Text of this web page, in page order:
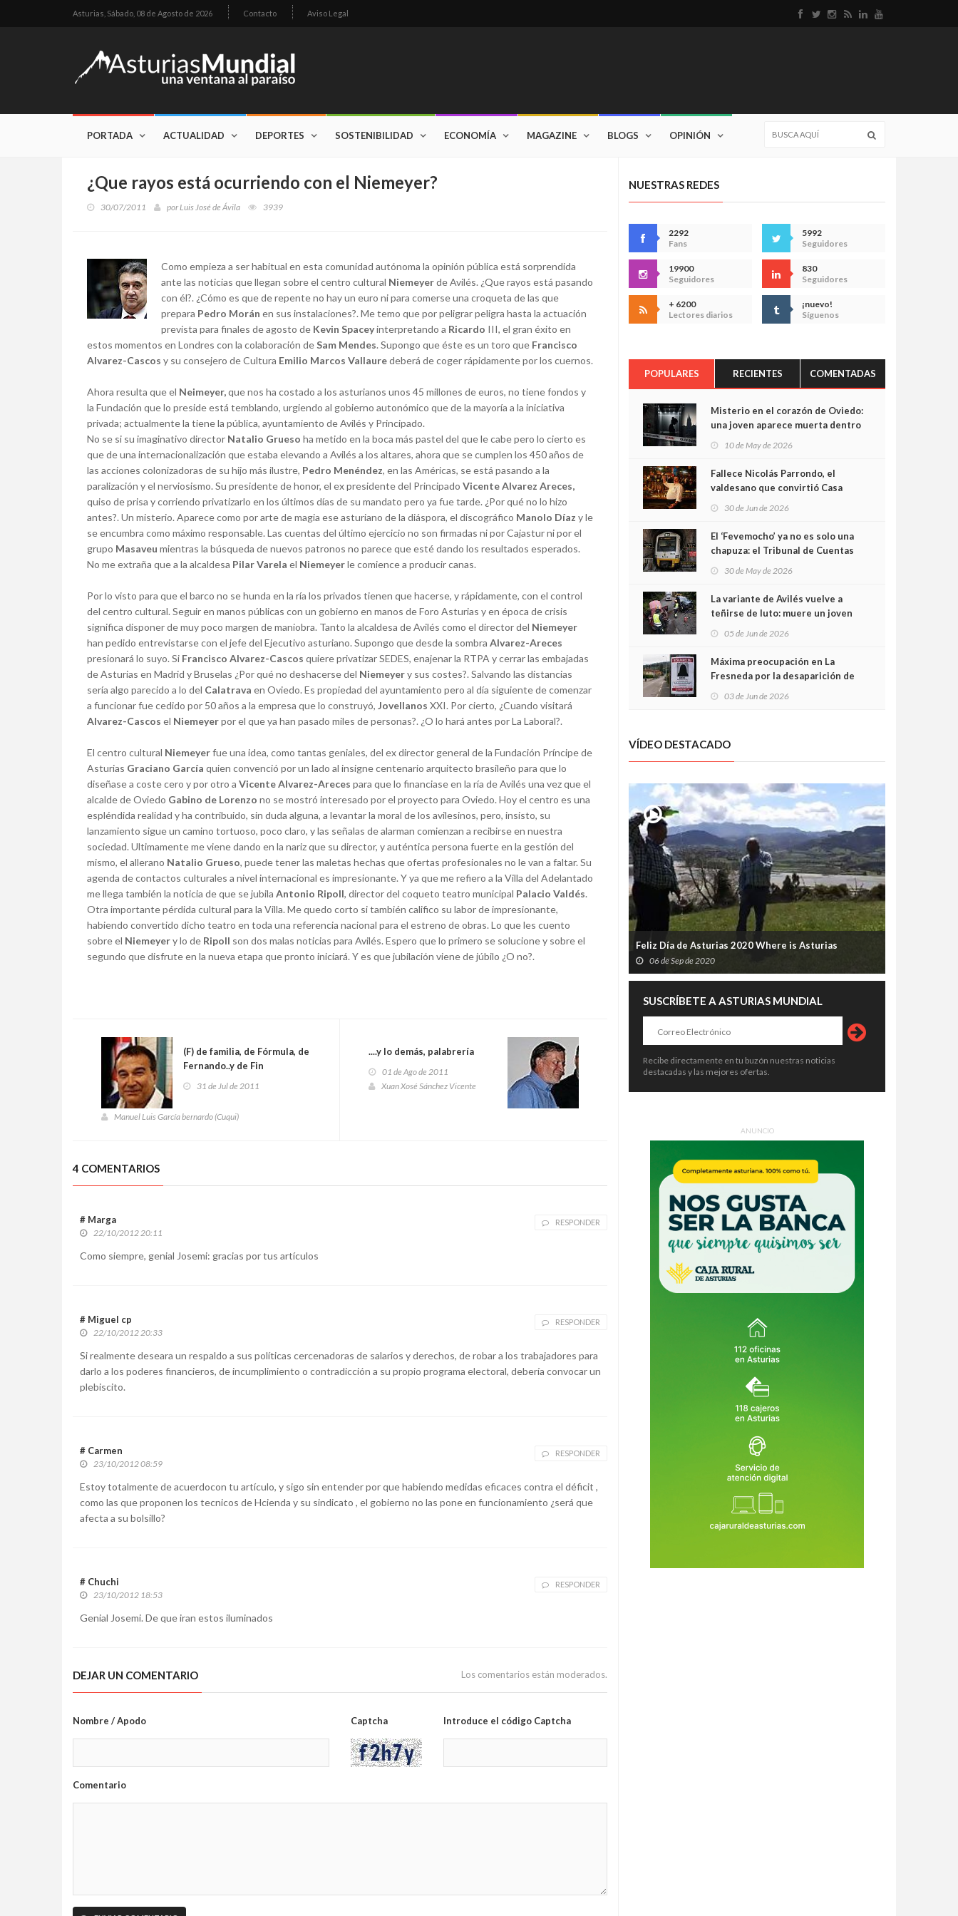
Asturias, Sábado, 08 de Agosto de 2026 Contacto Aviso Legal
PORTADA ACTUALIDAD DEPORTES SOSTENIBILIDAD ECONOMÍA MAGAZINE BLOGS OPINIÓN
¿Que rayos está ocurriendo con el Niemeyer?
30/07/2011 porLuis José de Ávila 3939
Como empieza a ser habitual en esta comunidad autónoma la opinión pública está sorprendida
ante las noticias que llegan sobre el centro cultural Niemeyerde Avilés. ¿Que rayos está pasando
con él?. ¿Cómo es que de repente no hay un euro ni para comerse una croqueta de las que
prepara Pedro Morán en sus instalaciones?. Me temo que por peligrar peligra hasta la actuación
prevista para finales de agosto de Kevin Spaceyinterpretando a Ricardo III, el gran éxito en
estos momentos en Londres con la colaboración deSam Mendes. Supongo que éste es un toro que Francisco
Alvarez-Cascos y su consejero de Cultura Emilio Marcos Vallauredeberá de coger rápidamente por los cuernos.
Ahora resulta que el Neimeyer,que nos ha costado a los asturianos unos 45 millones de euros, no tiene fondos y
la Fundación que lo preside está temblando, urgiendo al gobierno autonómico que de la mayoría a la iniciativa
privada; actualmente la tiene la pública, ayuntamiento de Avilés y Principado.
No se si su imaginativo director Natalio Grueso ha metido en la boca más pastel del que le cabe pero lo cierto es
que de una internacionalización que estaba elevando a Avilés a los altares, ahora que se cumplen los 450 años de
las acciones colonizadoras de su hijo más ilustre, Pedro Menéndez, en las Américas, se está pasando a la
paralización y el nerviosismo. Su presidente de honor, el ex presidente del Principado Vicente Alvarez Areces,
quiso de prisa y corriendo privatizarlo en los últimos días de su mandato pero ya fue tarde. ¿Por qué no lo hizo
antes?. Un misterio. Aparece como por arte de magia ese asturiano de la diáspora, el discográfico Manolo Díaz y le
se encumbra como máximo responsable. Las cuentas del último ejercicio no son firmadas ni por Cajastur ni por el
grupo Masaveu mientras la búsqueda de nuevos patronos no parece que esté dando los resultados esperados.
No me extraña que a la alcaldesa Pilar Varela el Niemeyerle comience a producir canas.
Por lo visto para que el barco no se hunda en la ría los privados tienen que hacerse, y rápidamente, con el control
del centro cultural. Seguir en manos públicas con un gobierno en manos de Foro Asturias y en época de crisis
significa disponer de muy poco margen de maniobra. Tanto la alcaldesa de Avilés como el director del Niemeyer
han pedido entrevistarse con el jefe del Ejecutivo asturiano. Supongo que desde la sombra Alvarez-Areces
presionará lo suyo. Si Francisco Alvarez-Cascos quiere privatizar SEDES, enajenar la RTPA y cerrar las embajadas
de Asturias en Madrid y Bruselas ¿Por qué no deshacerse del Niemeyery sus costes?. Salvando las distancias
sería algo parecido a lo del Calatrava en Oviedo. Es propiedad del ayuntamiento pero al día siguiente de comenzar
a funcionar fue cedido por 50 años a la empresa que lo construyó, Jovellanos XXI. Por cierto, ¿Cuando visitará
Alvarez-Cascos el Niemeyerpor el que ya han pasado miles de personas?. ¿O lo hará antes por La Laboral?.
El centro cultural Niemeyerfue una idea, como tantas geniales, del ex director general de la Fundación Príncipe de
Asturias Graciano García quien convenció por un lado al insigne centenario arquitecto brasileño para que lo
diseñase a coste cero y por otro a Vicente Alvarez-Areces para que lo financiase en la ría de Avilés una vez que el
alcalde de Oviedo Gabino de Lorenzo no se mostró interesado por el proyecto para Oviedo. Hoy el centro es una
espléndida realidad y ha contribuido, sin duda alguna, a levantar la moral de los avilesinos, pero, insisto, su
lanzamiento sigue un camino tortuoso, poco claro, y las señalas de alarman comienzan a recibirse en nuestra
sociedad. Ultimamente me viene dando en la nariz que su director, y auténtica persona fuerte en la gestión del
mismo, el allerano Natalio Grueso, puede tener las maletas hechas que ofertas profesionales no le van a faltar. Su
agenda de contactos culturales a nivel internacional es impresionante. Y ya que me refiero a la Villa del Adelantado
me llega también la noticia de que se jubila Antonio Ripoll, director del coqueto teatro municipal Palacio Valdés.
Otra importante pérdida cultural para la Villa. Me quedo corto si también califico su labor de impresionante,
habiendo convertido dicho teatro en toda una referencia nacional para el estreno de obras. Lo que les cuento
sobre el Niemeyery lo de Ripoll son dos malas noticias para Avilés. Espero que lo primero se solucione y sobre el
segundo que disfrute en la nueva etapa que pronto iniciará. Y es que jubilación viene de júbilo ¿O no?.
(F) de familia, de Fórmula, de
Fernando..y de Fin
31 de Jul de 2011
Manuel Luis García bernardo (Cuqui)
....y lo demás, palabrería
01 de Ago de 2011
Xuan Xosé Sánchez Vicente
4 COMENTARIOS
# Marga RESPONDER
22/10/2012 20:11
Como siempre, genial Josemi: gracias por tus artículos
# Miguel cp RESPONDER
22/10/2012 20:33
Si realmente deseara un respaldo a sus políticas cercenadoras de salarios y derechos, de robar a los trabajadores para
darlo a los poderes financieros, de incumplimiento o contradicción a su propio programa electoral, debería convocar un
plebiscito.
# Carmen RESPONDER
23/10/2012 08:59
Estoy totalmente de acuerdocon tu artículo, y sigo sin entender por que habiendo medidas eficaces contra el déficit ,
como las que proponen los tecnicos de Hcienda y su sindicato , el gobierno no las pone en funcionamiento ¿será que
afecta a su bolsillo?
# Chuchi RESPONDER
23/10/2012 18:53
Genial Josemi. De que iran estos iluminados
DEJAR UN COMENTARIO Los comentarios están moderados.
Nombre / Apodo Captcha Introduce el código Captcha
Comentario
NUESTRAS REDES
2292
Fans
5992
Seguidores
19900
Seguidores
830
Seguidores
+ 6200
Lectores diarios
¡nuevo!
Síguenos
POPULARES RECIENTES COMENTADAS
Misterio en el corazón de Oviedo:
una joven aparece muerta dentro
cámaras captan sus últimos
minutos
10 de May de 2026
Fallece Nicolás Parrondo, el
valdesano que convirtió Casa
30 de Jun de 2026
El ‘Fevemocho’ ya no es solo una
chapuza: el Tribunal de Cuentas
sobrecoste de los trenes que no
cabían por los túneles
30 de May de 2026
La variante de Avilés vuelve a
teñirse de luto: muere un joven
05 de Jun de 2026
Máxima preocupación en La
Fresneda por la desaparición de
03 de Jun de 2026
VÍDEO DESTACADO
Feliz Día de Asturias 2020 Where is Asturias
06 de Sep de 2020
SUSCRÍBETE A ASTURIAS MUNDIAL
Recibe directamente en tu buzón nuestras noticias
destacadas y las mejores ofertas.
ANUNCIO